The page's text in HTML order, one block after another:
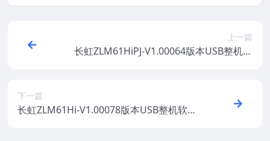
上一篇
长虹ZLM61HiPJ-V1.00064版本USB整机软
下一篇
长虹ZLM61Hi-V1.00078版本USB整机软件